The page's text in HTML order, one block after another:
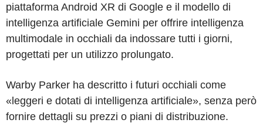
piattaforma Android XR di Google e il modello di
intelligenza artificiale Gemini per offrire intelligenza
multimodale in occhiali da indossare tutti i giorni,
progettati per un utilizzo prolungato.
Warby Parker ha descritto i futuri occhiali come
«leggeri e dotati di intelligenza artificiale», senza però
fornire dettagli su prezzi o piani di distribuzione.